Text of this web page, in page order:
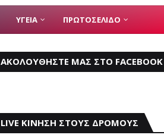
ΥΓΕΙΑ ΠΡΩΤΟΣΕΛΙΔΟ
ΑΚΟΛΟΥΘΗΣΤΕ ΜΑΣ ΣΤΟ FACEBOOK
LIVE ΚΙΝΗΣΗ ΣΤΟΥΣ ΔΡΟΜΟΥΣ